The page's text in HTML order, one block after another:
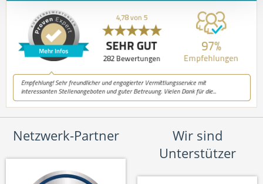
Netzwerk-Partner
Wir sind
Unterstützer